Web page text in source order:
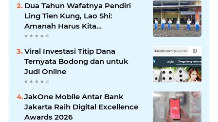
Dua Tahun Wafatnya Pendiri
Ling Tien Kung, Lao Shi:
Amanah Harus Kita
Laksanakan!
Viral Investasi Titip Dana
Ternyata Bodong dan untuk
Judi Online
JakOne Mobile Antar Bank
Jakarta Raih Digital Excellence
Awards 2026